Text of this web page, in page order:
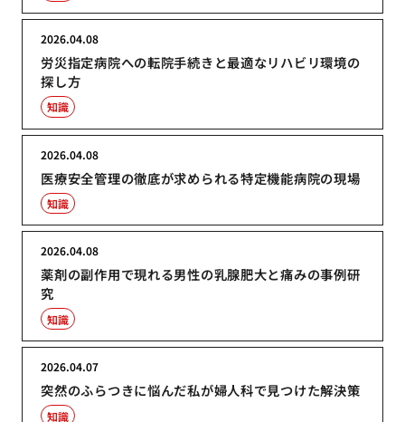
労災指定病院への転院手続きと最適なリハビリ環境の
探し方
2026.04.08
知識
医療安全管理の徹底が求められる特定機能病院の現場
2026.04.08
知識
薬剤の副作用で現れる男性の乳腺肥大と痛みの事例研
究
2026.04.08
知識
突然のふらつきに悩んだ私が婦人科で見つけた解決策
2026.04.07
知識